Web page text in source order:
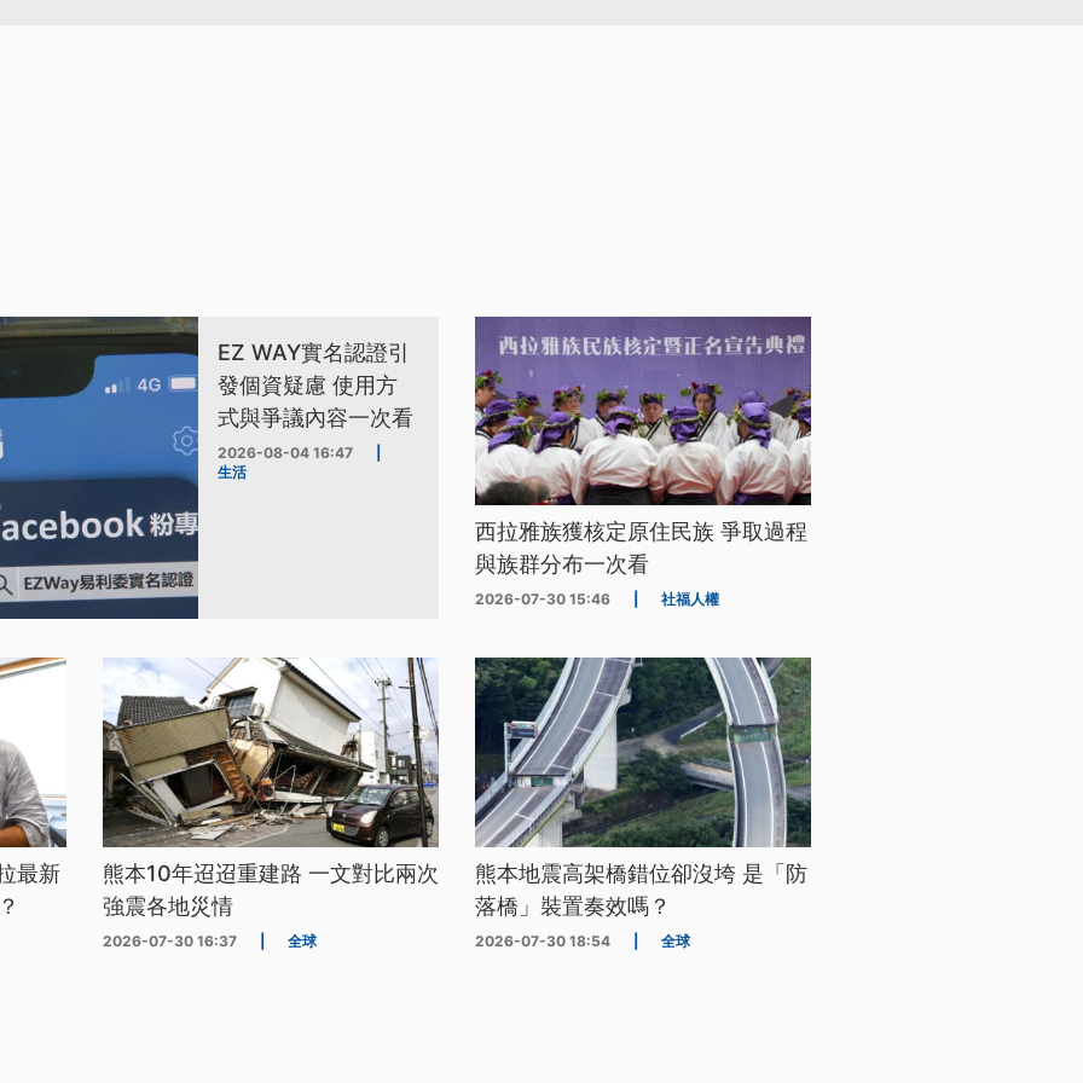
EZ WAY實名認證引
發個資疑慮 使用方
式與爭議內容一次看
2026-08-04 16:47
生活
西拉雅族獲核定原住民族 爭取過程
與族群分布一次看
2026-07-30 15:46 社福人權
最新
熊本10年迢迢重建路 一文對比兩次
強震各地災情
2026-07-30 16:37 全球
熊本地震高架橋錯位卻沒垮 是「防
落橋」裝置奏效嗎？
2026-07-30 18:54 全球